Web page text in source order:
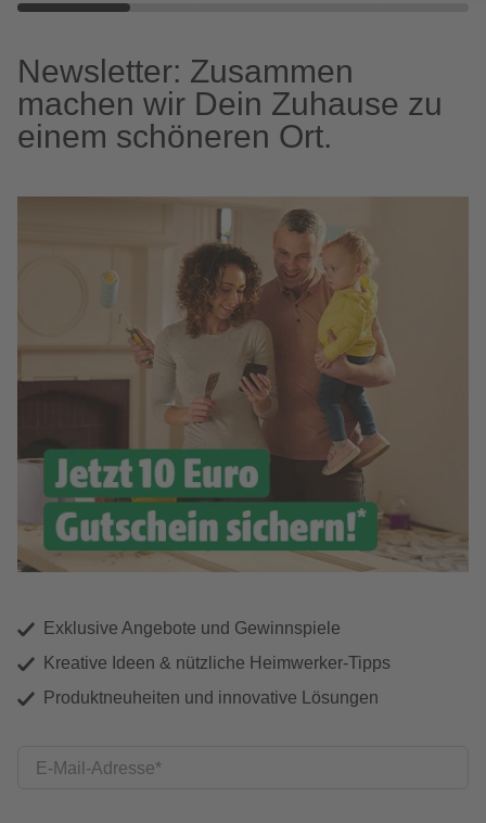
Newsletter: Zusammen
machen wir Dein Zuhause zu
einem schöneren Ort.
Exklusive Angebote und Gewinnspiele
Kreative Ideen & nützliche Heimwerker-Tipps
Produktneuheiten und innovative Lösungen
E-Mail-Adresse